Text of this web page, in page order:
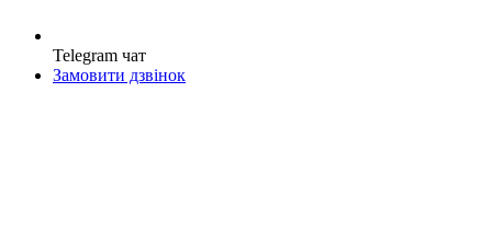
Telegram чат
Замовити дзвінок